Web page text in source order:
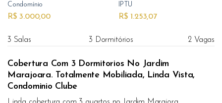
Condomínio
R$ 3.000,00
IPTU
R$ 1.253,07
3 Salas 3 Dormitórios 2 Vagas
Cobertura Com 3 Dormitorios No Jardim
Marajoara. Totalmente Mobiliada, Linda Vista,
Condominio Clube